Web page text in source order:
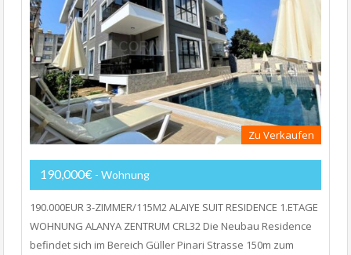
Zu Verkaufen
190,000€ - Wohnung
190.000EUR 3-ZIMMER/115M2 ALAIYE SUIT RESIDENCE 1.ETAGE
WOHNUNG ALANYA ZENTRUM CRL32 Die Neubau Residence
befindet sich im Bereich Güller Pinari Strasse 150m zum